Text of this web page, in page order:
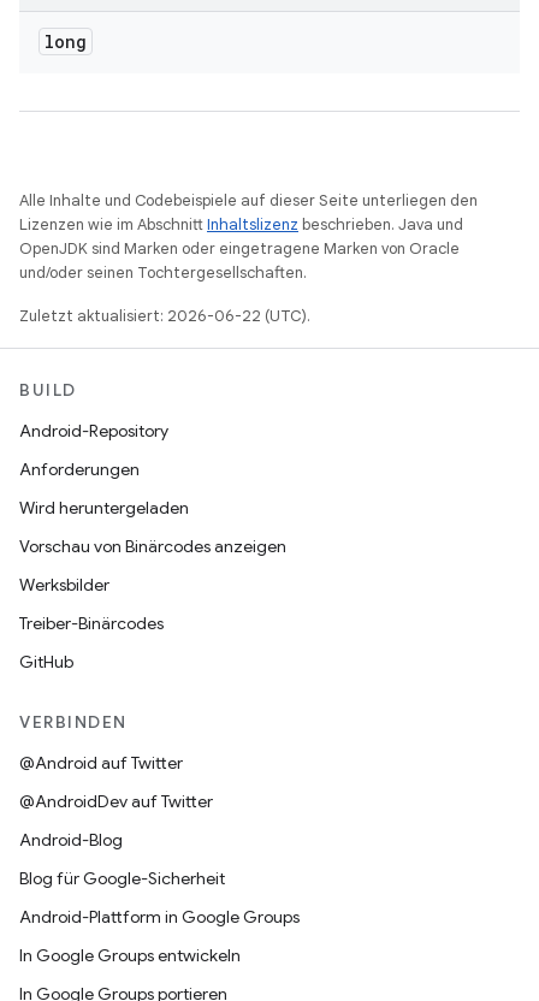
long
Alle Inhalte und Codebeispiele auf dieser Seite unterliegen den
Lizenzen wie im AbschnittInhaltslizenz beschrieben. Java und
OpenJDK sind Marken oder eingetragene Marken von Oracle
und/oder seinen Tochtergesellschaften.
Zuletzt aktualisiert: 2026-06-22 (UTC).
BUILD
Android-Repository
Anforderungen
Wird heruntergeladen
Vorschau von Binärcodes anzeigen
Werksbilder
Treiber-Binärcodes
GitHub
VERBINDEN
@Android auf Twitter
@AndroidDev auf Twitter
Android-Blog
Blog für Google-Sicherheit
Android-Plattform in Google Groups
In Google Groups entwickeln
In Google Groups portieren